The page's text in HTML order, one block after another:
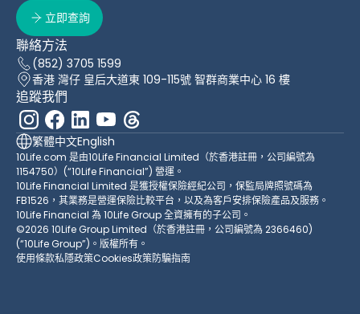
立即查詢
聯絡方法
(852) 3705 1599
香港 灣仔 皇后大道東 109-115號 智群商業中心 16 樓
追蹤我們
繁體中文English
10Life.com 是由10Life Financial Limited（於香港註冊，公司編號為
1154750）(“10Life Financial”) 營運。
10Life Financial Limited 是獲授權保險經紀公司，保監局牌照號碼為
FB1526，其業務是營運保險比較平台，以及為客戶安排保險產品及服務。
10Life Financial 為 10Life Group 全資擁有的子公司。
©2026 10Life Group Limited（於香港註冊，公司編號為 2366460)
(“10Life Group”)。版權所有。
使用條款私隱政策Cookies政策防騙指南